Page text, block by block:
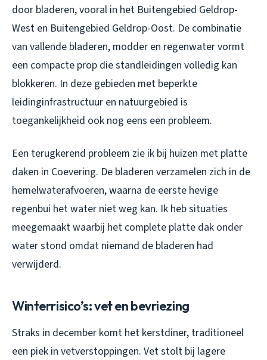
door bladeren, vooral in het Buitengebied Geldrop-
West en Buitengebied Geldrop-Oost. De combinatie
van vallende bladeren, modder en regenwater vormt
een compacte prop die standleidingen volledig kan
blokkeren. In deze gebieden met beperkte
leidinginfrastructuur en natuurgebied is
toegankelijkheid ook nog eens een probleem.
Een terugkerend probleem zie ik bij huizen met platte
daken in Coevering. De bladeren verzamelen zich in de
hemelwaterafvoeren, waarna de eerste hevige
regenbui het water niet weg kan. Ik heb situaties
meegemaakt waarbij het complete platte dak onder
water stond omdat niemand de bladeren had
verwijderd.
Winterrisico’s: vet en bevriezing
Straks in december komt het kerstdiner, traditioneel
een piek in vetverstoppingen. Vet stolt bij lagere